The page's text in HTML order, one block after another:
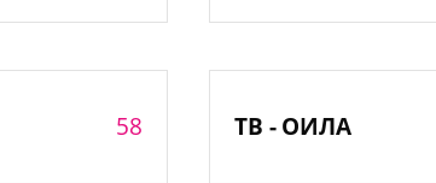
58 ТВ - ОИЛА